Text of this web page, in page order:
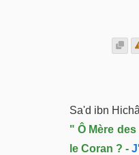
Sa'd ibn
" Ô Mère
le Coran ? -